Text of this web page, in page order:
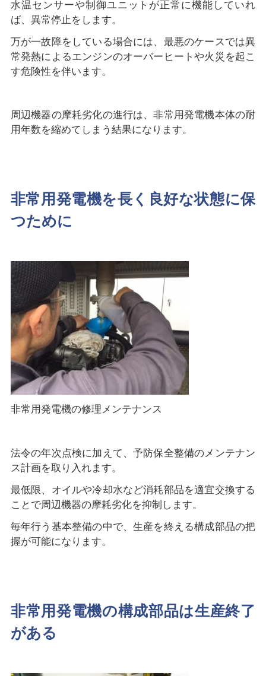
水温センサーや制御ユニットが正常に機能していれ
ば、異常停止をします。
万が一故障をしている場合には、最悪のケースでは異
常発熱によるエンジンのオーバーヒートや火災を起こ
す危険性を伴います。
周辺機器の摩耗劣化の進行は、非常用発電機本体の耐
用年数を縮めてしまう結果になります。
非常用発電機を長く良好な状態に保
つために
非常用発電機の修理メンテナンス
法令の年次点検に加えて、予防保全整備のメンテナン
ス計画を取り入れます。
最低限、オイルや冷却水など消耗部品を適宜交換する
ことで周辺機器の摩耗劣化を抑制します。
毎年行う基本整備の中で、生産を終える構成部品の把
握が可能になります。
非常用発電機の構成部品は生産終了
がある